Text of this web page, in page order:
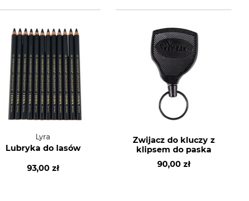
Lyra
Lubryka do lasów
93,00 zł
Zwijacz do kluczy z
klipsem do paska
90,00 zł